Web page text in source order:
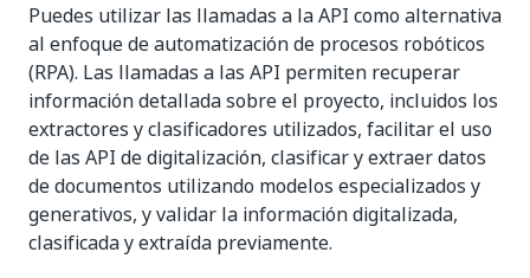
Puedes utilizar las llamadas a la API como alternativa
al enfoque de automatización de procesos robóticos
(RPA). Las llamadas a las API permiten recuperar
información detallada sobre el proyecto, incluidos los
extractores y clasificadores utilizados, facilitar el uso
de las API de digitalización, clasificar y extraer datos
de documentos utilizando modelos especializados y
generativos, y validar la información digitalizada,
clasificada y extraída previamente.